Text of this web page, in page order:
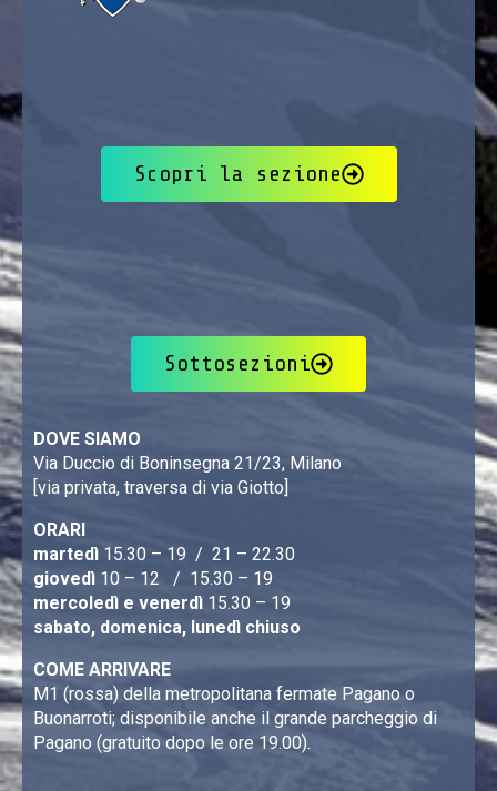
Scopri la sezione
Sottosezioni
DOVE SIAMO
Via Duccio di Boninsegna 21/23, Milano
[via privata, traversa di via Giotto]
ORARI
martedì 15.30 – 19 / 21 – 22.30
giovedì 10 – 12 / 15.30 – 19
mercoledì e venerdì 15.30 – 19
sabato, domenica, lunedì chiuso
COME ARRIVARE
M1 (rossa) della metropolitana fermate Pagano o
Buonarroti; disponibile anche il grande parcheggio di
Pagano (gratuito dopo le ore 19.00).